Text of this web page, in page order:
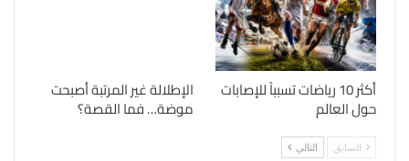
أكثر 10 رياضات تسبباً للإصابات
حول العالم
الإطلالة غير المرتبة أصبحت
موضة… فما القصة؟
السابق التالي